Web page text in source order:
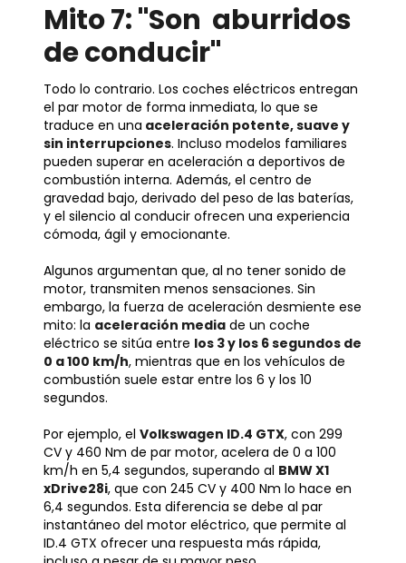
Mito 7: "Son aburridos
de conducir"
Todo lo contrario. Los coches eléctricos entregan
el par motor de forma inmediata, lo que se
traduce en una aceleración potente, suave y
sin interrupciones. Incluso modelos familiares
pueden superar en aceleración a deportivos de
combustión interna. Además, el centro de
gravedad bajo, derivado del peso de las baterías,
y el silencio al conducir ofrecen una experiencia
cómoda, ágil y emocionante.
Algunos argumentan que, al no tener sonido de
motor, transmiten menos sensaciones. Sin
embargo, la fuerza de aceleración desmiente ese
mito: la aceleración media de un coche
eléctrico se sitúa entre los 3 y los 6 segundos de
0 a 100 km/h, mientras que en los vehículos de
combustión suele estar entre los 6 y los 10
segundos.
Por ejemplo, el Volkswagen ID.4 GTX, con 299
CV y 460 Nm de par motor, acelera de 0 a 100
km/h en 5,4 segundos, superando al BMW X1
xDrive28i, que con 245 CV y 400 Nm lo hace en
6,4 segundos. Esta diferencia se debe al par
instantáneo del motor eléctrico, que permite al
ID.4 GTX ofrecer una respuesta más rápida,